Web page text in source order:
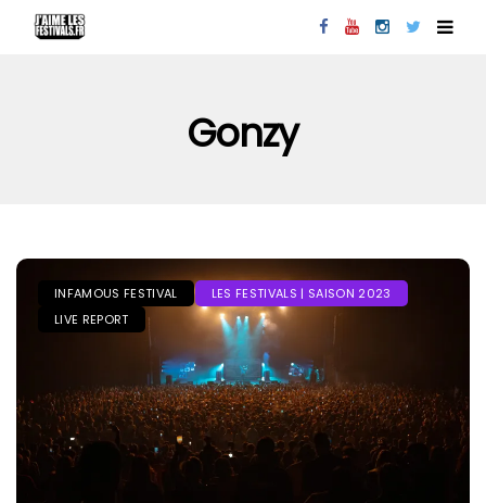
Gonzy
INFAMOUS FESTIVAL
LES FESTIVALS | SAISON 2023
LIVE REPORT